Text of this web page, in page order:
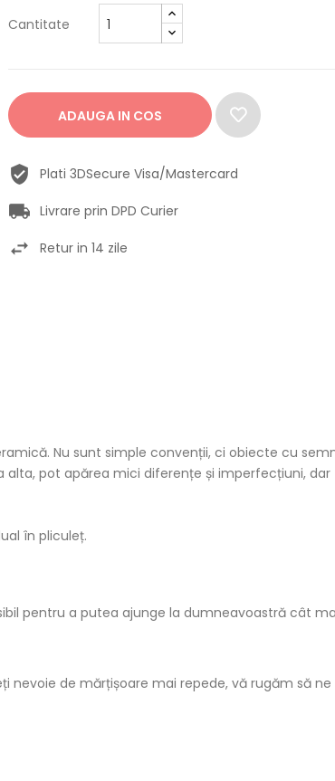
Cantitate
ADAUGA IN COS
Plati 3DSecure Visa/Mastercard
Livrare prin DPD Curier
Retur in 14 zile
Nu sunt simple convenții, ci obiecte cu
alta, pot apărea mici diferențe și imperfecțiuni,
în pliculeț.
pentru a putea ajunge la dumneavoastră cât
de mărțișoare mai repede, vă rugăm să